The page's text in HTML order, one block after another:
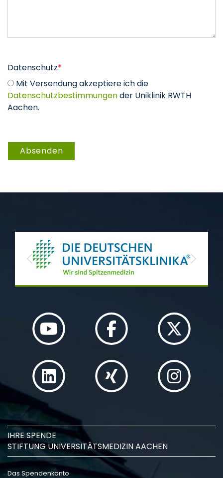
Datenschutz*
Mit Versendung akzeptiere ich die
Datenschutzbestimmungender Uniklinik RWTH
Aachen.
Previous Next
IHRE SPENDE
STIFTUNG UNIVERSITÄTSMEDIZIN AACHEN
Das Spendenkonto